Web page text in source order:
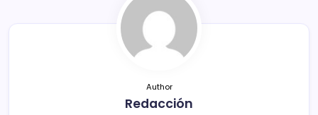
Author
Redacción